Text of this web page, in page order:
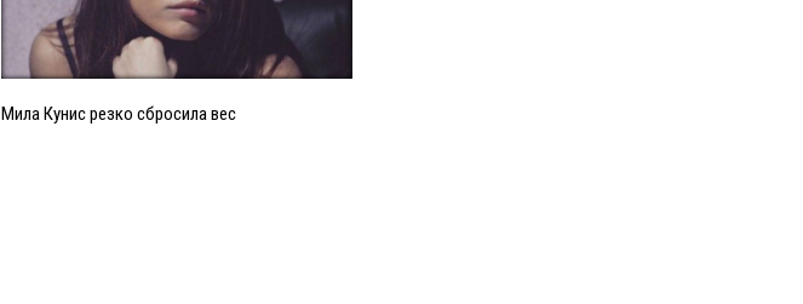
Мила Кунис резко сбросила вес